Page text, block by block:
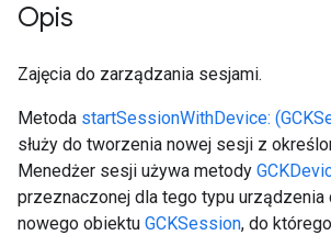
Opis
Zajęcia do zarządzania sesjami.
Metoda startSessionWithDevice:
służy do tworzenia nowej sesji z
Menedżer sesji używa metody
przeznaczonej dla tego typu urządzenia
nowego obiektu GCKSession, do